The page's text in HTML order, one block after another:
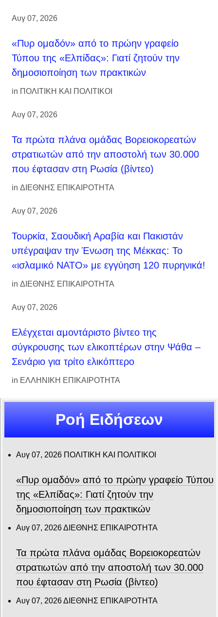
Αυγ 07, 2026
«Πυρ ομαδόν» από το πρώην γραφείο
Τύπου της «Ελπίδας»: Γιατί ζητούν την
δημοσιοποίηση των πρακτικών
in ΠΟΛΙΤΙΚΗ ΚΑΙ ΠΟΛΙΤΙΚΟΙ
Αυγ 07, 2026
Τα πρώτα πλάνα ομάδας Βορειοκορεατών
στρατιωτών από την αποστολή των 30.000
που έφτασαν στη Ρωσία (βίντεο)
in ΔΙΕΘΝΗΣ ΕΠΙΚΑΙΡΟΤΗΤΑ
Αυγ 07, 2026
Τουρκία, Σαουδική Αραβία και Πακιστάν
υπέγραψαν την Ένωση της Μέκκας: Το
«ισλαμικό ΝΑΤΟ» με εγγύηση 120 πυρηνικά!
in ΔΙΕΘΝΗΣ ΕΠΙΚΑΙΡΟΤΗΤΑ
Αυγ 07, 2026
Ελέγχεται αμοντάριστο βίντεο της
σύγκρουσης των ελικοπτέρων στην Ψάθα –
Σενάριο για τρίτο ελικόπτερο
in ΕΛΛΗΝΙΚΗ ΕΠΙΚΑΙΡΟΤΗΤΑ
Ροή Ειδήσεων
Αυγ 07, 2026 ΠΟΛΙΤΙΚΗ ΚΑΙ ΠΟΛΙΤΙΚΟΙ
«Πυρ ομαδόν» από το πρώην γραφείο Τύπου
της «Ελπίδας»: Γιατί ζητούν την
δημοσιοποίηση των πρακτικών
Αυγ 07, 2026ΔΙΕΘΝΗΣ ΕΠΙΚΑΙΡΟΤΗΤΑ
Τα πρώτα πλάνα ομάδας Βορειοκορεατών
στρατιωτών από την αποστολή των 30.000
που έφτασαν στη Ρωσία (βίντεο)
Αυγ 07, 2026ΔΙΕΘΝΗΣ ΕΠΙΚΑΙΡΟΤΗΤΑ